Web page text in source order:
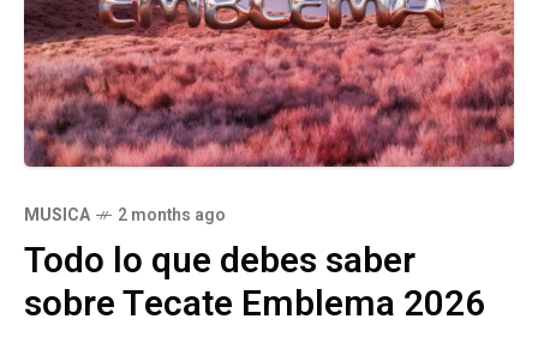
MUSICA 2 months ago
Todo lo que debes saber
sobre Tecate Emblema 2026